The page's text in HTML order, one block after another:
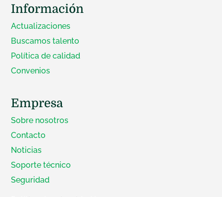
Información
Actualizaciones
Buscamos talento
Política de calidad
Convenios
Empresa
Sobre nosotros
Contacto
Noticias
Soporte técnico
Seguridad